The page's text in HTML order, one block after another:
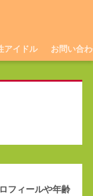
アイドル お問い合
フィールや年齢